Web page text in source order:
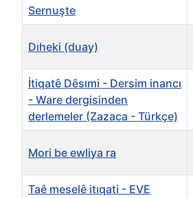
Sernuşte
Dıheki (duay)
İtiqatê Dêsımi - Dersim inancı
- Ware dergisinden
derlemeler (Zazaca - Türkçe)
Mori be ewliya ra
Taê meselê itıqati - EVE